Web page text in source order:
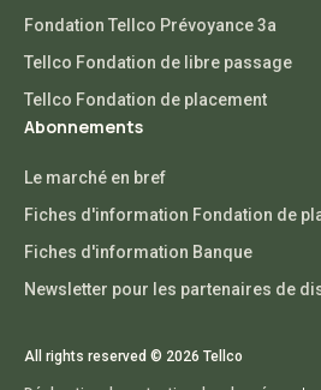
Fondation Tellco Prévoyance 3a
Tellco Fondation de libre passage
Tellco Fondation de placement
Abonnements
Le marché en bref
Fiches d'information Fondation de
Fiches d'information Banque
Newsletter pour les partenaires de
All rights reserved © 2026 Tellco